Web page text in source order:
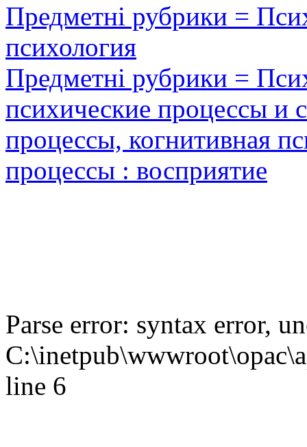
Предметні рубрики =
психология
Предметні рубрики =
психические процессы и
процессы, когнитивная
процессы : восприятие
Parse error: syntax error,
line 6